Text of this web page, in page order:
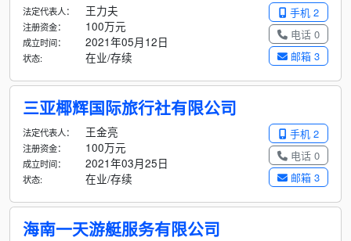
手机 2
电话 0
邮箱 3
法定代表人： 王力夫
注册资金： 100万元
成立时间： 2021年05月12日
状态: 在业/存续
三亚椰辉国际旅行社有限公司
手机 2
电话 0
邮箱 3
法定代表人： 王金亮
注册资金： 100万元
成立时间： 2021年03月25日
状态: 在业/存续
海南一天游艇服务有限公司